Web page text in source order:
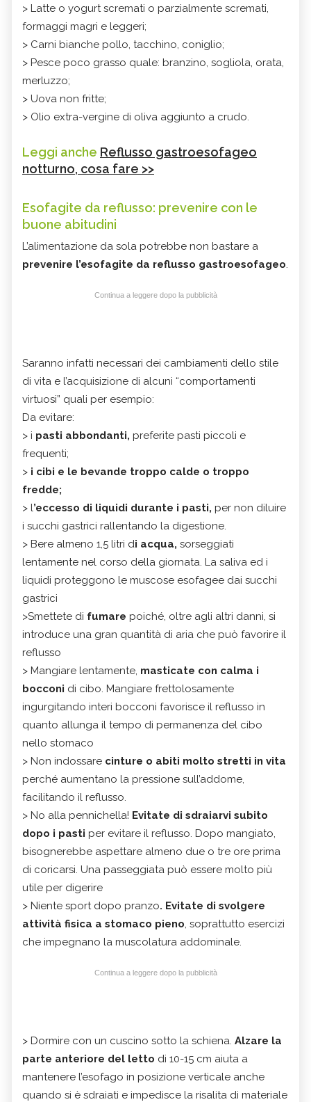
> Latte o yogurt scremati o parzialmente scremati,
formaggi magri e leggeri;
> Carni bianche pollo, tacchino, coniglio;
> Pesce poco grasso quale: branzino, sogliola, orata,
merluzzo;
> Uova non fritte;
> Olio extra-vergine di oliva aggiunto a crudo.
Leggi anche Reflusso gastroesofageo
notturno, cosa fare >>
Esofagite da reflusso: prevenire con le
buone abitudini
L’alimentazione da sola potrebbe non bastare a
prevenire l’esofagite da reflusso gastroesofageo.
Continua a leggere dopo la pubblicità
Saranno infatti necessari dei cambiamenti dello stile
di vita e l’acquisizione di alcuni “comportamenti
virtuosi” quali per esempio:
Da evitare:
> i pasti abbondanti, preferite pasti piccoli e
frequenti;
> i cibi e le bevande troppo calde o troppo
fredde;
> l’eccesso di liquidi durante i pasti, per non diluire
i succhi gastrici rallentando la digestione.
> Bere almeno 1,5 litri di acqua, sorseggiati
lentamente nel corso della giornata. La saliva ed i
liquidi proteggono le muscose esofagee dai succhi
gastrici
>Smettete di fumare poiché, oltre agli altri danni, si
introduce una gran quantità di aria che può favorire il
reflusso
> Mangiare lentamente, masticate con calma i
bocconi di cibo. Mangiare frettolosamente
ingurgitando interi bocconi favorisce il reflusso in
quanto allunga il tempo di permanenza del cibo
nello stomaco
> Non indossare cinture o abiti molto stretti in vita
perché aumentano la pressione sull’addome,
facilitando il reflusso.
> No alla pennichella! Evitate di sdraiarvi subito
dopo i pasti per evitare il reflusso. Dopo mangiato,
bisognerebbe aspettare almeno due o tre ore prima
di coricarsi. Una passeggiata può essere molto più
utile per digerire
> Niente sport dopo pranzo. Evitate di svolgere
attività fisica a stomaco pieno, soprattutto esercizi
che impegnano la muscolatura addominale.
Continua a leggere dopo la pubblicità
> Dormire con un cuscino sotto la schiena. Alzare la
parte anteriore del letto di 10-15 cm aiuta a
mantenere l’esofago in posizione verticale anche
quando si è sdraiati e impedisce la risalita di materiale